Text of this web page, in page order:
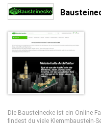
Die Bausteinecke ist ein Online
findest du viele Klemmbaustein-